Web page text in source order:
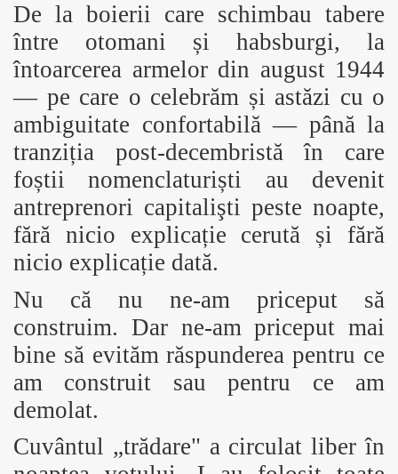
De la boierii care schimbau tabere
între otomani și habsburgi, la
întoarcerea armelor din august 1944
— pe care o celebrăm și astăzi cu o
ambiguitate confortabilă — până la
tranziția post-decembristă în care
foștii nomenclaturiști au devenit
antreprenori capitalişti peste noapte,
fără nicio explicație cerută și fără
nicio explicație dată.
Nu că nu ne-am priceput să
construim. Dar ne-am priceput mai
bine să evităm răspunderea pentru ce
am construit sau pentru ce am
demolat.
Cuvântul „trădare" a circulat liber în